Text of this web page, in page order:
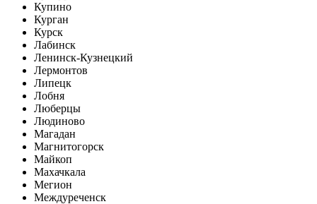
Купино
Курган
Курск
Лабинск
Ленинск-Кузнецкий
Лермонтов
Липецк
Лобня
Люберцы
Людиново
Магадан
Магнитогорск
Майкоп
Махачкала
Мегион
Междуреченск